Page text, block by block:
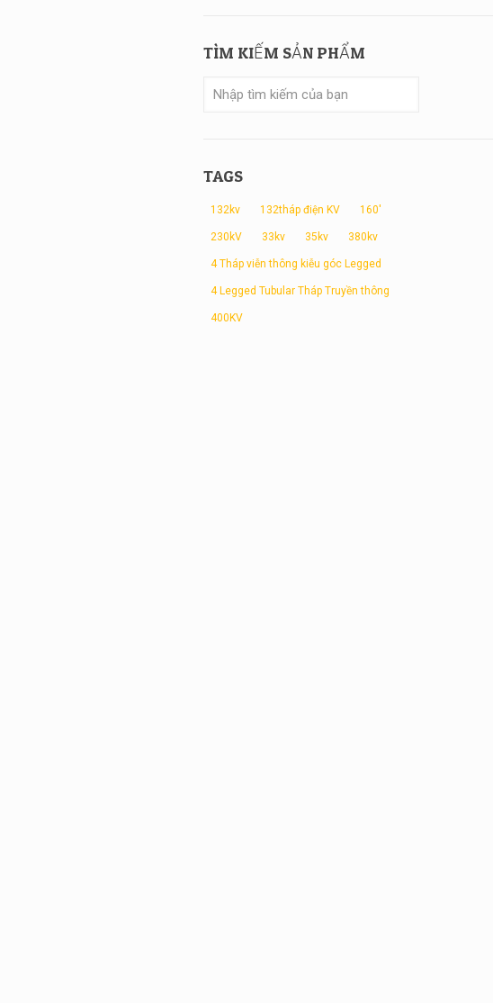
TÌM KIẾM SẢN PHẨM
TAGS
132kv 132tháp điện KV 160'
230kV 33kv 35kv 380kv
4 Tháp viễn thông kiễu góc Legged
4 Legged Tubular Tháp Truyền thông
400KV